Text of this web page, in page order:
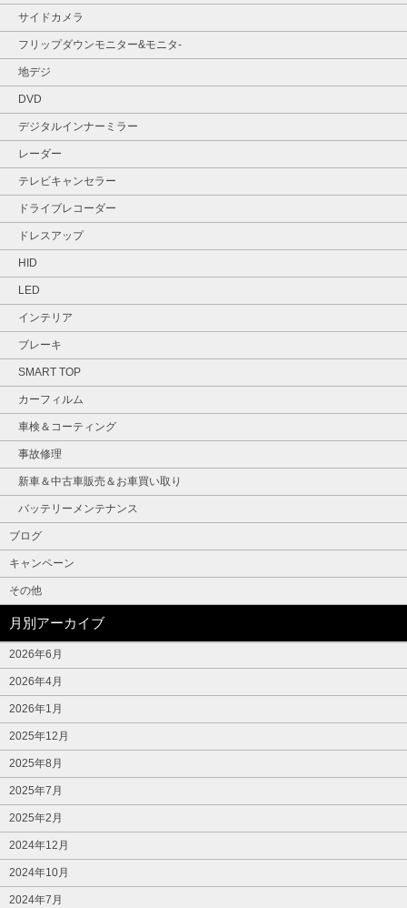
サイドカメラ
フリップダウンモニター&モニタ‐
地デジ
DVD
デジタルインナーミラー
レーダー
テレビキャンセラー
ドライブレコーダー
ドレスアップ
HID
LED
インテリア
ブレーキ
SMART TOP
カーフィルム
車検＆コーティング
事故修理
新車＆中古車販売＆お車買い取り
バッテリーメンテナンス
ブログ
キャンペーン
その他
月別アーカイブ
2026年6月
2026年4月
2026年1月
2025年12月
2025年8月
2025年7月
2025年2月
2024年12月
2024年10月
2024年7月